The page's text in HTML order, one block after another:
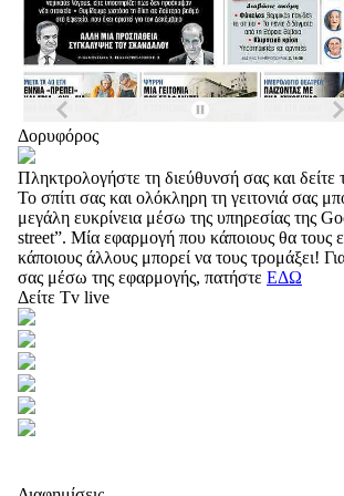
Δορυφόρος
Πληκτρολογήστε τη διεύθυνσή σας και δείτε
Το σπίτι σας και ολόκληρη τη γειτονιά σας
μεγάλη ευκρίνεια μέσω της υπηρεσίας της
street”. Μία εφαρμογή που κάποιους θα τους
κάποιους άλλους μπορεί να τους τρομάξει! Για
σας μέσω της εφαρμογής, πατήστε ΕΔΩ
Δείτε Tv live